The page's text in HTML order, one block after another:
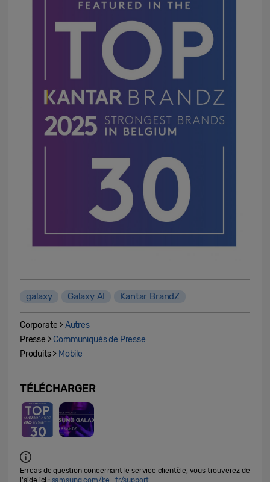
galaxy Galaxy AI Kantar BrandZ
Corporate >Autres
Presse >Communiqués de Presse
Produits > Mobile
TÉLÉCHARGER
En cas de question concernant le service clientèle, vous trouverez de
l'aide ici : samsung.com/be_fr/support